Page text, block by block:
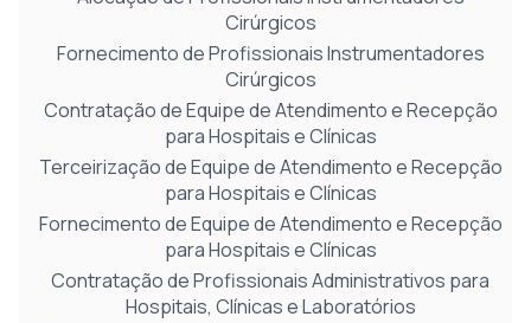
Cirúrgicos
Fornecimento de Profissionais Instrumentadores
Cirúrgicos
Contratação de Equipe de Atendimento e Recepção
para Hospitais e Clínicas
Terceirização de Equipe de Atendimento e Recepção
para Hospitais e Clínicas
Fornecimento de Equipe de Atendimento e Recepção
para Hospitais e Clínicas
Contratação de Profissionais Administrativos para
Hospitais, Clínicas e Laboratórios